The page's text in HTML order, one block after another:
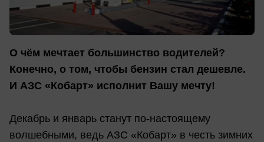
О чём мечтает большинство водителей?
Конечно, о том, чтобы бензин стал дешевле.
И АЗС «Кобарт» исполнит Вашу мечту!
Декабрь и январь станут по-настоящему
волшебными, ведь АЗС «Кобарт» в честь зимних